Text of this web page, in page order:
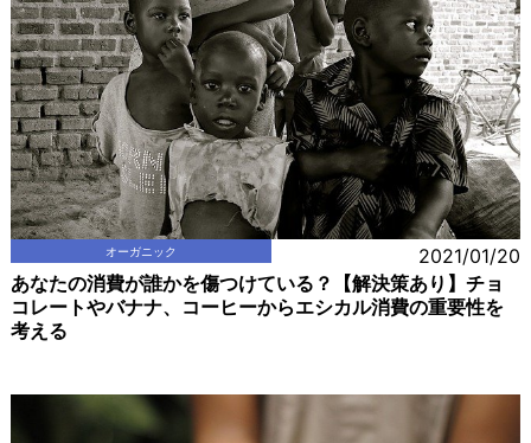
オーガニック 2021/01/20
あなたの消費が誰かを傷つけている？【解決策あり】チョ
コレートやバナナ、コーヒーからエシカル消費の重要性を
考える